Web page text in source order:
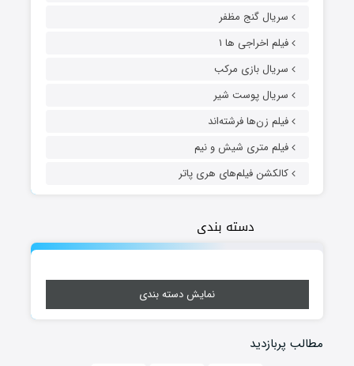
سریال گنج مظفر
فیلم اخراجی ها ۱
سریال بازی مرکب
سریال پوست شیر
فیلم زن‌ها فرشته‌اند
فیلم متری شیش و نیم
کالکشن فیلم‌های هری پاتر
دسته بندی
نمایش دسته بندی
مطالب پربازدید